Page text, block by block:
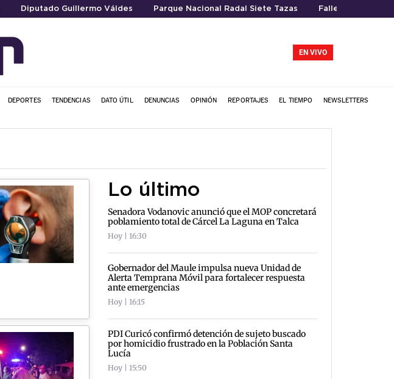
Diputado Guillermo Váldes Parque Nacional Radal Siete Tazas Fallecimiento
EN VIVO
DEPORTES TENDENCIAS DATO ÚTIL DENUNCIAS OPINIÓN REPORTAJES EL TIEMPO NEWSLETTERS
Lo último
Senadora Vodanovic anunció que el MOP concretará
poblamiento total de Cárcel La Laguna en Talca
Hoy | 16:30
Gobernador del Maule impulsa nueva Unidad de
Alerta Temprana Móvil para fortalecer respuesta
ante emergencias
Hoy | 16:15
PDI Curicó confirmó detención de sujeto buscado
por homicidio frustrado en la Población Santa
Lucía
Hoy | 15:50